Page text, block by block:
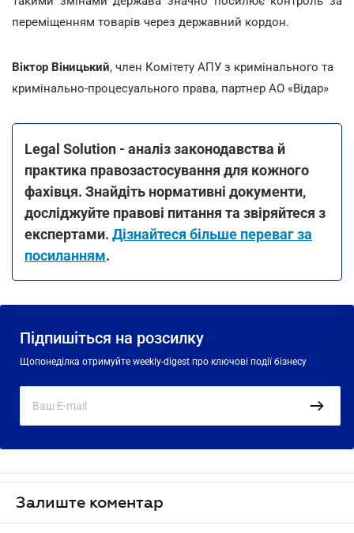
переміщенням товарів через державний кордон.
Віктор Віницький, член Комітету АПУ з кримінального та
кримінально-процесуального права, партнер АО «Відар»
Legal Solution - аналіз законодавства й
практика правозастосування для кожного
фахівця. Знайдіть нормативні документи,
досліджуйте правові питання та звіряйтеся з
експертами. Дізнайтеся більше переваг за
посиланням.
Підпишіться на розсилку
Щопонеділка отримуйте weekly-digest про ключові події бізнесу
Залиште коментар